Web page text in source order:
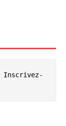
Inscrivez-